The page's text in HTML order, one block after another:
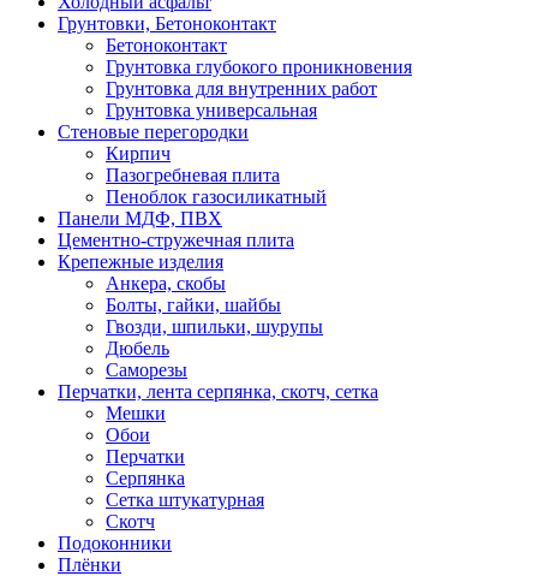
Грунтовки, Бетоноконтакт
Бетоноконтакт
Грунтовка глубокого проникновения
Грунтовка для внутренних работ
Грунтовка универсальная
Стеновые перегородки
Кирпич
Пазогребневая плита
Пеноблок газосиликатный
Панели МДФ, ПВХ
Цементно-стружечная плита
Крепежные изделия
Анкера, скобы
Болты, гайки, шайбы
Гвозди, шпильки, шурупы
Дюбель
Саморезы
Перчатки, лента серпянка, скотч, сетка
Мешки
Обои
Перчатки
Серпянка
Сетка штукатурная
Скотч
Подоконники
Плёнки